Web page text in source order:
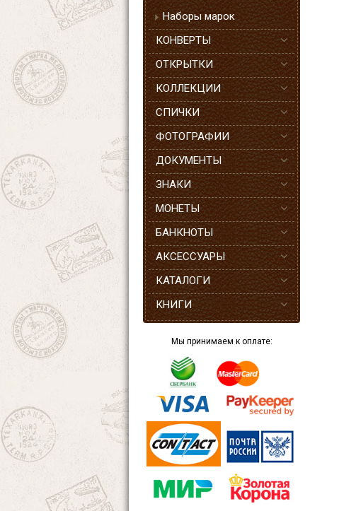
Наборы марок
КОНВЕРТЫ
ОТКРЫТКИ
КОЛЛЕКЦИИ
СПИЧКИ
ФОТОГРАФИИ
ДОКУМЕНТЫ
ЗНАКИ
МОНЕТЫ
БАНКНОТЫ
АКСЕССУАРЫ
КАТАЛОГИ
КНИГИ
Мы принимаем к оплате: